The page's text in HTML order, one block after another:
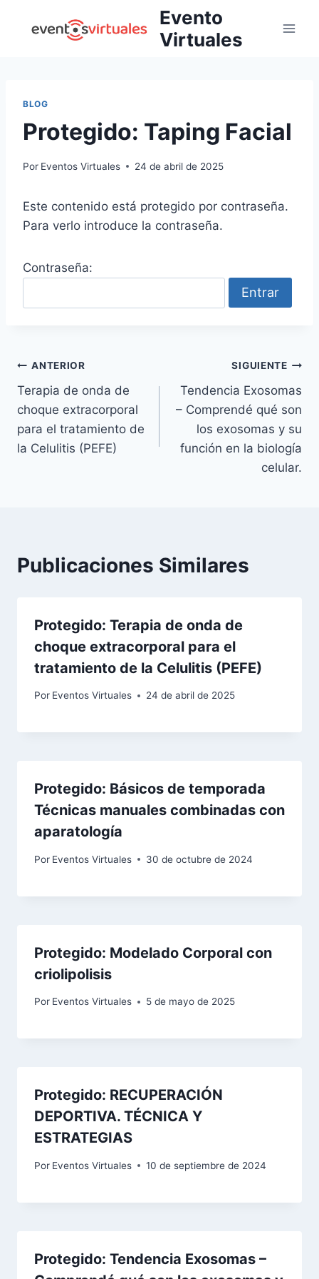
Evento
Virtuales
BLOG
Protegido: Taping Facial
Por Eventos Virtuales 24 de abril de 2025
Este contenido está protegido por contraseña.
Para verlo introduce la contraseña.
Contraseña:
ANTERIOR
Terapia de onda de
choque extracorporal
para el tratamiento de
la Celulitis (PEFE)
SIGUIENTE
Tendencia Exosomas
– Comprendé qué son
los exosomas y su
función en la biología
celular.
Publicaciones Similares
Protegido: Terapia de onda de
choque extracorporal para el
tratamiento de la Celulitis (PEFE)
Por Eventos Virtuales 24 de abril de 2025
Protegido: Básicos de temporada
Técnicas manuales combinadas con
aparatología
Por Eventos Virtuales 30 de octubre de 2024
Protegido: Modelado Corporal con
criolipolisis​
Por Eventos Virtuales 5 de mayo de 2025
Protegido: RECUPERACIÓN
DEPORTIVA. TÉCNICA Y
ESTRATEGIAS​
Por Eventos Virtuales 10 de septiembre de 2024
Protegido: Tendencia Exosomas –